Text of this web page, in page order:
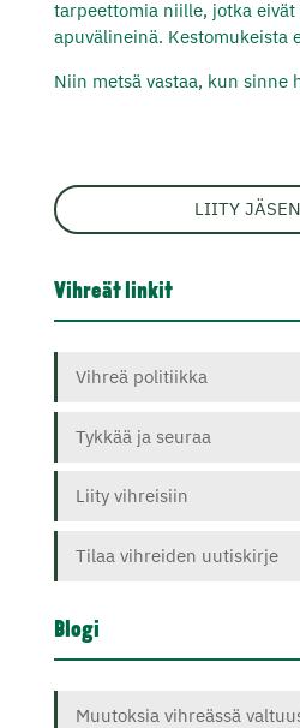
tarpeettomia niille, jotka
apuvälineinä. Kestomukeista
Niin metsä vastaa, kun sinne
LIITY
Vihreät linkit
Vihreä politiikka
Tykkää ja seuraa
Liity vihreisiin
Tilaa vihreiden uutiskirje
Blogi
Muutoksia vihreässä